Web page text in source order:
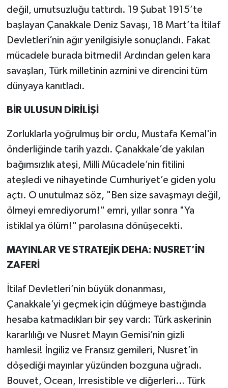
değil, umutsuzluğu tattırdı. 19 Şubat 1915’te
başlayan Çanakkale Deniz Savaşı, 18 Mart’ta İtilaf
Devletleri’nin ağır yenilgisiyle sonuçlandı. Fakat
mücadele burada bitmedi! Ardından gelen kara
savaşları, Türk milletinin azmini ve direncini tüm
dünyaya kanıtladı.
BİR ULUSUN DİRİLİŞİ
Zorluklarla yoğrulmuş bir ordu, Mustafa Kemal'in
önderliğinde tarih yazdı. Çanakkale’de yakılan
bağımsızlık ateşi, Milli Mücadele’nin fitilini
ateşledi ve nihayetinde Cumhuriyet’e giden yolu
açtı. O unutulmaz söz, "Ben size savaşmayı değil,
ölmeyi emrediyorum!" emri, yıllar sonra "Ya
istiklal ya ölüm!" parolasına dönüşecekti.
MAYINLAR VE STRATEJİK DEHA: NUSRET’İN
ZAFERİ
İtilaf Devletleri’nin büyük donanması,
Çanakkale’yi geçmek için düğmeye bastığında
hesaba katmadıkları bir şey vardı: Türk askerinin
kararlılığı ve Nusret Mayın Gemisi’nin gizli
hamlesi! İngiliz ve Fransız gemileri, Nusret’in
döşediği mayınlar yüzünden bozguna uğradı.
Bouvet, Ocean, Irresistible ve diğerleri… Türk